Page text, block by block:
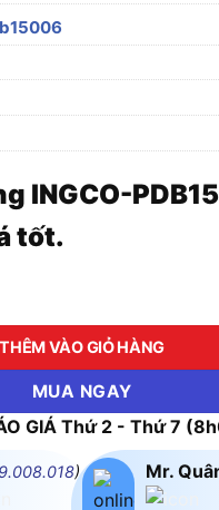
INGCO-
tốt.
số lượng
THÊM VÀO GIỎ HÀNG
MUA NGAY
GIÁ Thứ 2 - Thứ 7
) Mr.